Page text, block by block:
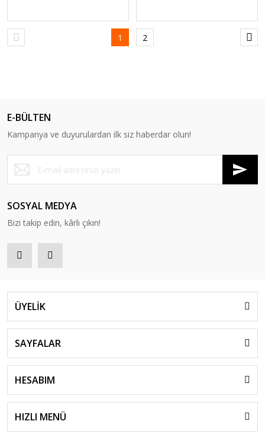
1 2
E-BÜLTEN
Kampanya ve duyurulardan ilk siz haberdar olun!
SOSYAL MEDYA
Bizi takip edin, kârlı çıkın!
ÜYELİK
SAYFALAR
HESABIM
HIZLI MENÜ